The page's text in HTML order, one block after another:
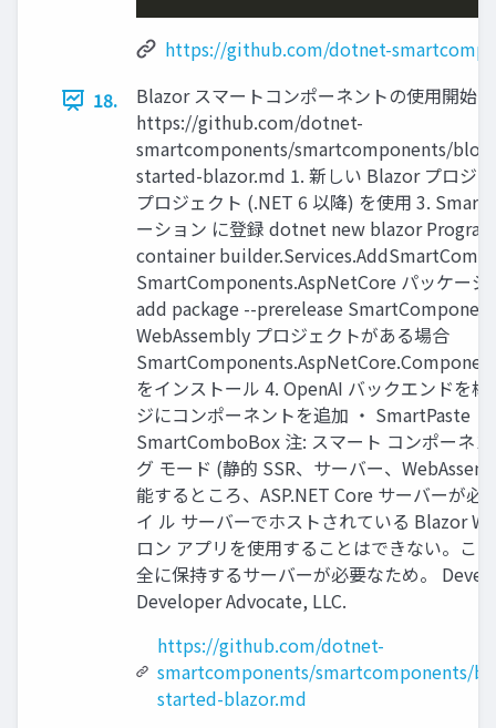
https://github.com/dotnet-
18.
Blazor スマートコンポーネントの使用開始
https://github.com/dotnet-
smartcomponents/smartcomponents/
started-blazor.md 1. 新しい Blazor プロジ
プロジェクト (.NET 6 以降) を使用 3.
ーション に登録 dotnet new blazor
container
SmartComponents.AspNetCore パッケー
add package --prerelease
WebAssembly プロジェクトがある場合
をインストール 4. OpenAI バックエンドを
ジにコンポーネントを追加 ・ SmartPaste
SmartComboBox 注: スマート コンポーネ
グ モード (静的 SSR、サーバー、
能するところ、ASP.NET Core サーバーが必
イ ル サーバーでホストされている Blazor
ロン アプリを使用することはできない。こ
全に保持するサーバーが必要なため。
Developer Advocate, LLC.
https://github.com/dotnet-
smartcomponents/smartcomponents/
started-blazor.md